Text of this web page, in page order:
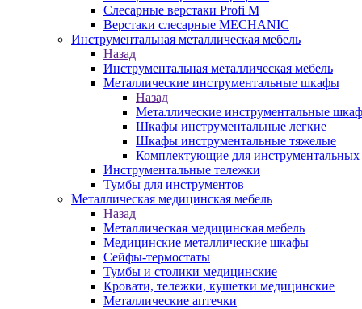
Слесарные верстаки Profi M
Верстаки слесарные MECHANIC
Инструментальная металлическая мебель
Назад
Инструментальная металлическая мебель
Металлические инструментальные шкафы
Назад
Металлические инструментальные
Шкафы инструментальные легкие
Шкафы инструментальные тяжелые
Комплектующие для
Инструментальные тележки
Тумбы для инструментов
Металлическая медицинская мебель
Назад
Металлическая медицинская мебель
Медицинские металлические шкафы
Сейфы-термостаты
Тумбы и столики медицинские
Кровати, тележки, кушетки медицинские
Металлические аптечки